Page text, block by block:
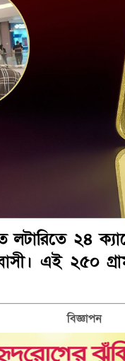
লটারিতে ২৪
এই ২৫০
বিজ্ঞাপন